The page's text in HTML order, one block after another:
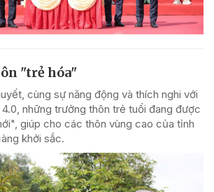
"trẻ hóa"
cùng sự năng động và thích nghi với
những trưởng thôn trẻ tuổi đang được
giúp cho các thôn vùng cao của tỉnh
khởi sắc.